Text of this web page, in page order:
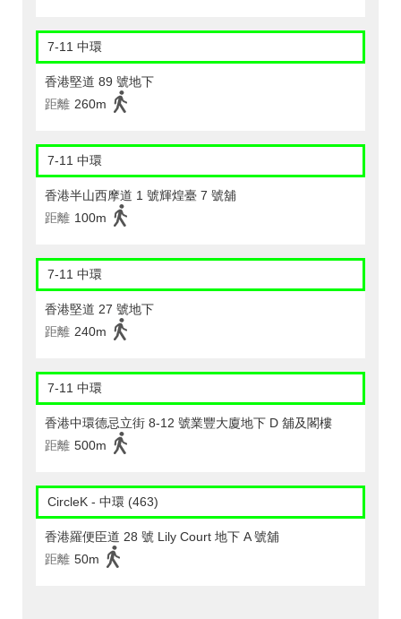
7-11 中環
香港堅道 89 號地下
距離 260m
7-11 中環
香港半山西摩道 1 號輝煌臺 7 號舖
距離 100m
7-11 中環
香港堅道 27 號地下
距離 240m
7-11 中環
香港中環德忌立街 8-12 號業豐大廈地下 D 舖及閣樓
距離 500m
CircleK - 中環 (463)
香港羅便臣道 28 號 Lily Court 地下 A 號舖
距離 50m